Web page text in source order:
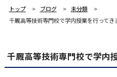
トップ ブログ
未分類
千厩高等技術専門校で学内授業を行ってき
千厩高等技術専門校で学内